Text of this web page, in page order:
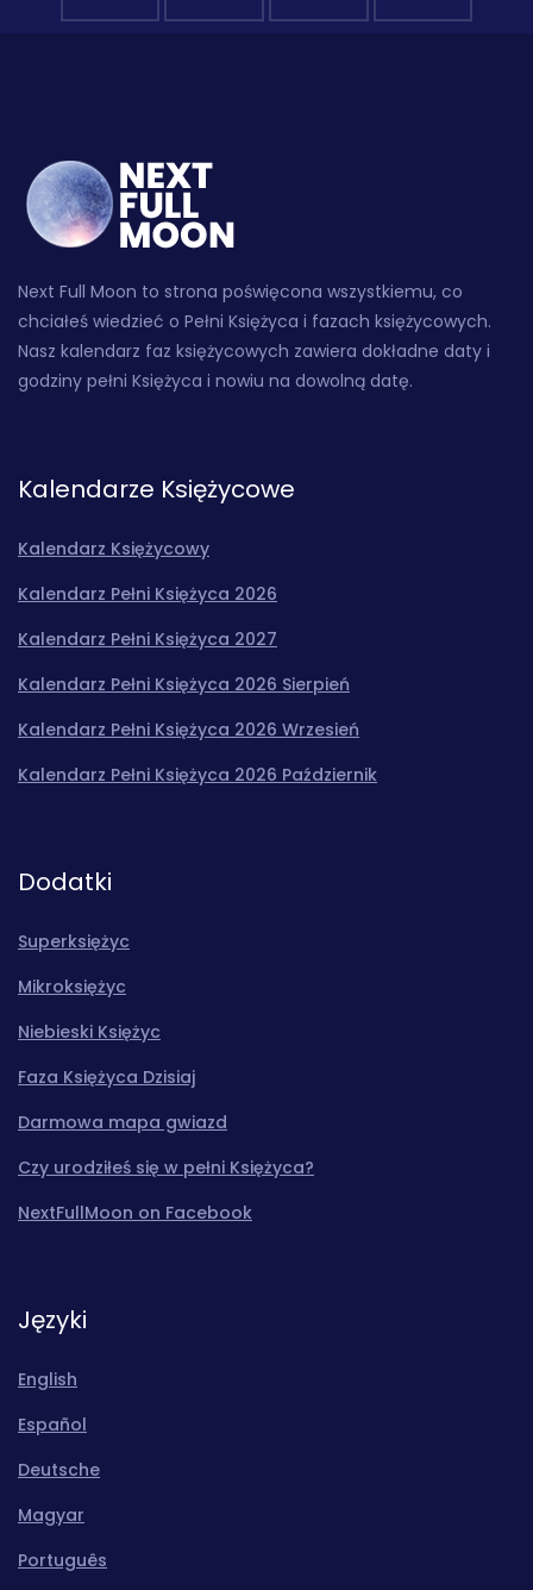
Next Full Moon to strona poświęcona wszystkiemu, co
chciałeś wiedzieć o Pełni Księżyca i fazach księżycowych.
Nasz kalendarz faz księżycowych zawiera dokładne daty i
godziny pełni Księżyca i nowiu na dowolną datę.
Kalendarze Księżycowe
Kalendarz Księżycowy
Kalendarz Pełni Księżyca 2026
Kalendarz Pełni Księżyca 2027
Kalendarz Pełni Księżyca 2026 Sierpień
Kalendarz Pełni Księżyca 2026 Wrzesień
Kalendarz Pełni Księżyca 2026 Październik
Dodatki
Superksiężyc
Mikroksiężyc
Niebieski Księżyc
Faza Księżyca Dzisiaj
Darmowa mapa gwiazd
Czy urodziłeś się w pełni Księżyca?
NextFullMoon on Facebook
Języki
English
Español
Deutsche
Magyar
Português